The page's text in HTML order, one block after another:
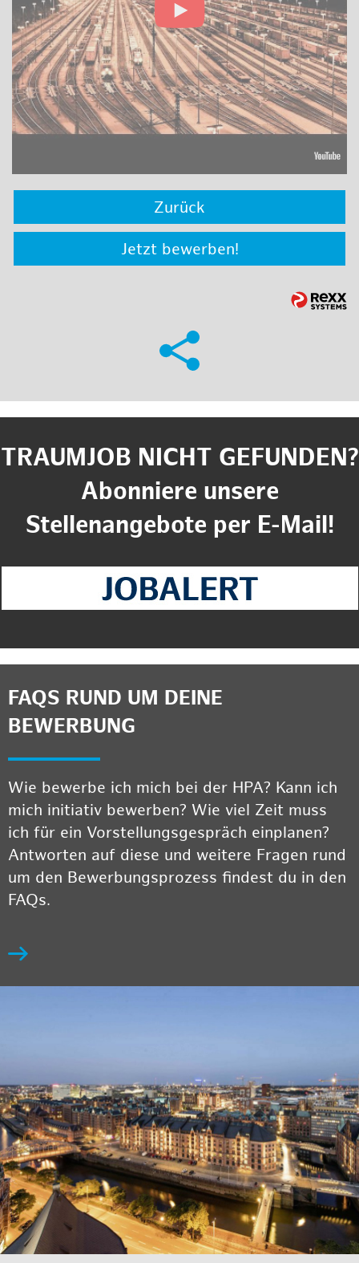
Zurück
Jetzt bewerben!
TRAUMJOB NICHT GEFUNDEN?
Abonniere unsere
Stellenangebote per E-Mail!
FAQS RUND UM DEINE
BEWERBUNG
Wie bewerbe ich mich bei der HPA? Kann ich
mich initiativ bewerben? Wie viel Zeit muss
ich für ein Vorstellungsgespräch einplanen?
Antworten auf diese und weitere Fragen rund
um den Bewerbungsprozess findest du in den
FAQs.